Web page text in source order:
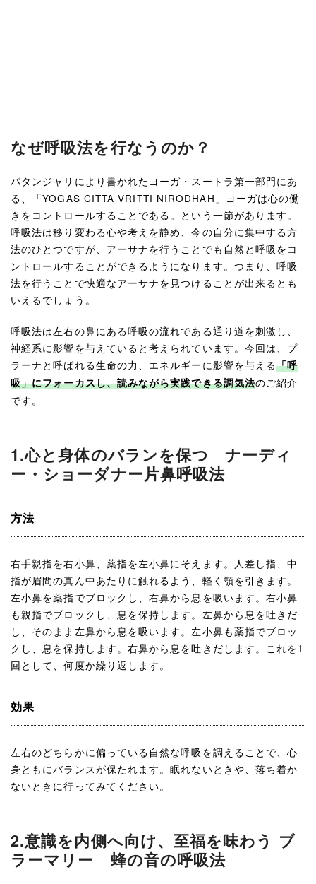
なぜ呼吸法を行なうのか？
パタンジャリにより書かれたヨーガ・スートラ第一部門にあ
る、「YOGAS CITTA VRITTI NIRODHAH」ヨーガは心の働
きをコントロールすることである。という一節があります。
呼吸法は移り変わる心や考えを静め、今の自分に集中する方
法のひとつですが、アーサナを行うことでも自然と呼吸をコ
ントロールすることができるようになります。つまり、呼吸
法を行うことで快適なアーサナを見つけることが出来るとも
いえるでしょう。
呼吸法は左右の鼻にある呼吸の流れである通り道を刺激し、
神経系に影響を与えていると考えられています。今回は、プ
ラーナと呼ばれる生命の力、エネルギーに影響を与える「呼
吸」にフォーカスし、読みながら実践できる調気法のご紹介
です。
1.心と身体のバランを保つ ナーディ
ー・ショーダナー片鼻呼吸法
方法
右手親指を右小鼻、薬指を左小鼻にそえます。人差し指、中
指が眉間の真ん中あたりに触れるよう、軽く顎を引きます。
左小鼻を薬指でブロックし、右鼻から息を吸います。右小鼻
も親指でブロックし、息を保持します。左鼻から息を吐きだ
し、そのまま左鼻から息を吸います。左小鼻も薬指でブロッ
クし、息を保持します。右鼻から息を吐きだします。これを1
回として、何度か繰り返します。
効果
左右のどちらかに偏っている自然な呼吸を調えることで、心
身ともにバランスが保たれます。眠れないときや、落ち着か
ないときに行ってみてください。
2.意識を内側へ向け、至福を味わう ブ
ラーマリー 蜂の音の呼吸法